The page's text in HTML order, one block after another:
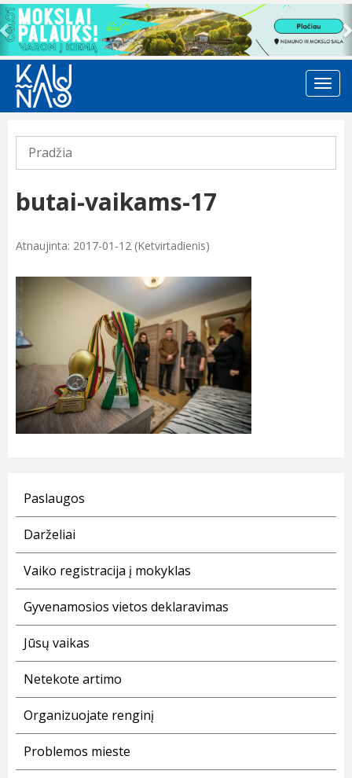
Previous
Pradžia
butai-vaikams-17
Atnaujinta: 2017-01-12 (Ketvirtadienis)
Paslaugos
Darželiai
Vaiko registracija į mokyklas
Gyvenamosios vietos deklaravimas
Jūsų vaikas
Netekote artimo
Organizuojate renginį
Problemos mieste